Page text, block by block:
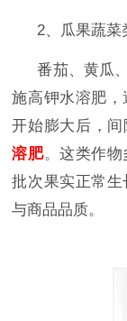
2、瓜果蔬菜
番茄、黄瓜
施高钾水溶肥，
开始膨大后，间
溶肥。这类作物
批次果实正常
与商品品质。